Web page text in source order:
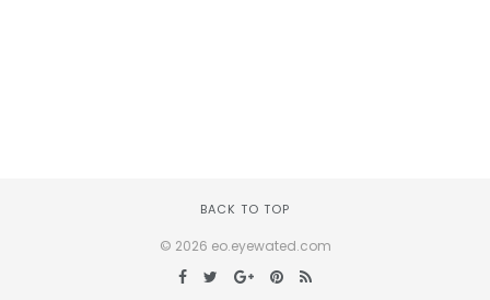
BACK TO TOP
© 2026 eo.eyewated.com